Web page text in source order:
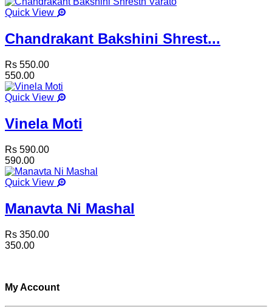
Quick View
Chandrakant Bakshini Shrest...
Rs 550.00
550.00
Quick View
Vinela Moti
Rs 590.00
590.00
Quick View
Manavta Ni Mashal
Rs 350.00
350.00
My Account